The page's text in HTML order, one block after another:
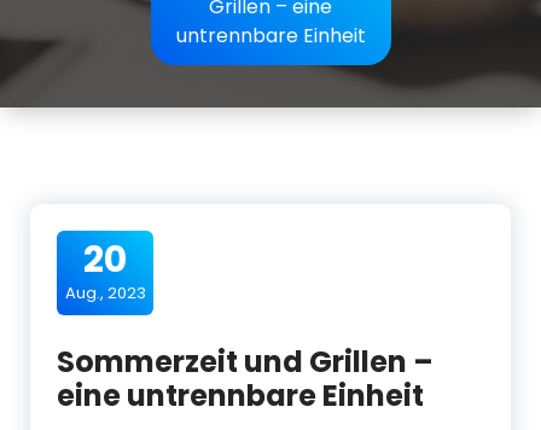
Grillen – eine
untrennbare Einheit
20
Aug., 2023
Sommerzeit und Grillen –
eine untrennbare Einheit